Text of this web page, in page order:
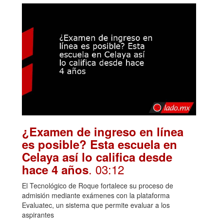
¿Examen de ingreso en línea
es posible? Esta escuela en
Celaya así lo califica desde
hace 4 años. 03:12
El Tecnológico de Roque fortalece su proceso de
admisión mediante exámenes con la plataforma
Evaluatec, un sistema que permite evaluar a los
aspirantes